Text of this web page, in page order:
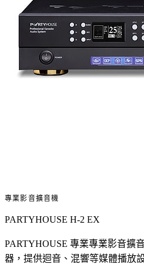
專業影音擴音機
PARTYHOUSE H-2 EX
PARTYHOUSE 專業專業影音擴
器，提供迴音、混響等媒體播放